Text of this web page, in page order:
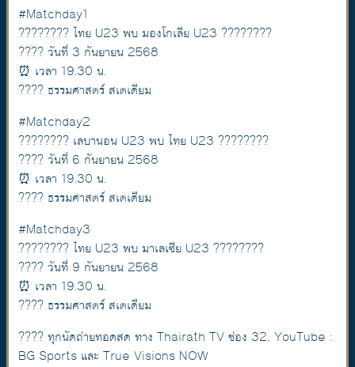
#Matchday1
???????? ไทย U23 พบ มองโกเลีย U23 ????????
???? วันที่ 3 กันยายน 2568
⏰ เวลา 19.30 น.
????️ ธรรมศาสตร์ สเตเดียม
#Matchday2
???????? เลบานอน U23 พบ ไทย U23 ????????
???? วันที่ 6 กันยายน 2568
⏰ เวลา 19.30 น.
????️ ธรรมศาสตร์ สเตเดียม
#Matchday3
???????? ไทย U23 พบ มาเลเซีย U23 ????????
???? วันที่ 9 กันยายน 2568
⏰ เวลา 19.30 น.
????️ ธรรมศาสตร์ สเตเดียม
???? ทุกนัดถ่ายทอดสด ทาง Thairath TV ช่อง 32, YouTube :
BG Sports และ True Visions NOW